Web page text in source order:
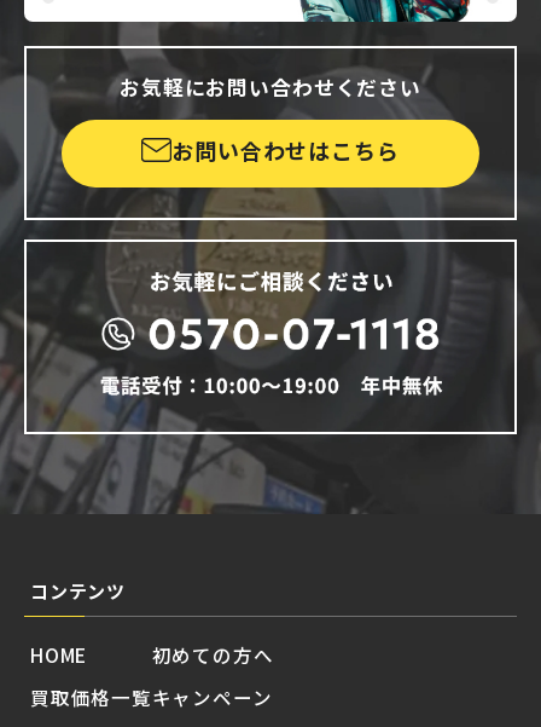
お気軽にお問い合わせください
お問い合わせはこちら
コンテンツ
HOME
買取価格一覧
初めての方へ
キャンペーン